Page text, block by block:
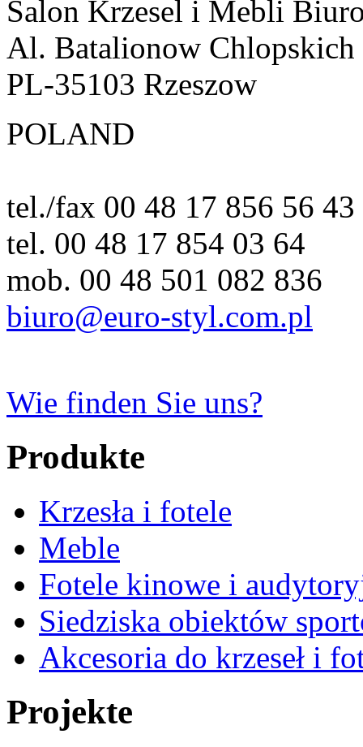
Salon Krzesel i Mebli
Al. Batalionow
PL-35103 Rzeszow
POLAND
tel./fax 00 48 17 856 56 43
tel. 00 48 17 854 03 64
mob. 00 48 501 082 836
biuro@euro-styl.com.pl
Wie finden Sie uns?
Produkte
Krzesła i fotele
Meble
Fotele kinowe i
Siedziska obiektów
Akcesoria do krzeseł i
Projekte